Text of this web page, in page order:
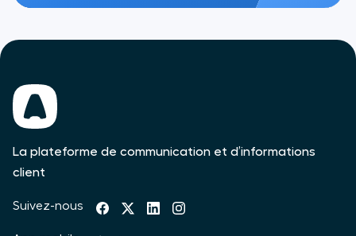
La plateforme de communication et d’informations
client
Suivez-nous